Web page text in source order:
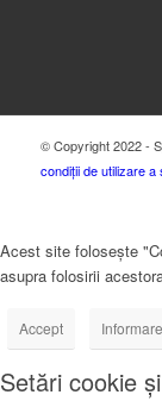
© Copyright 2022 -
condiții de utilizare a
Acest site folosește
asupra folosirii
Accept
Setări cookie